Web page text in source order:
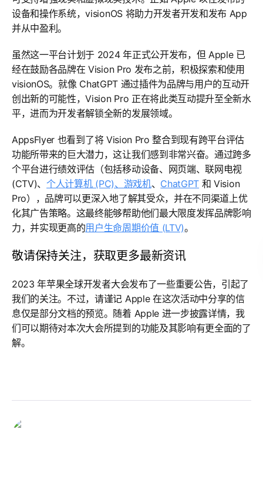
设备和操作系统，visionOS 将助力开发者开发和发布 App
并从中盈利。
虽然这一平台计划于 2024 年正式公开发布，但 Apple 已
经在鼓励各品牌在 Vision Pro 发布之前，积极探索和使用
visionOS。就像 ChatGPT 通过插件为品牌与用户的互动开
创出新的可能性，Vision Pro 正在将此类互动提升至全新水
平，进而为开发者解锁全新的发展领域。
AppsFlyer 也看到了将 Vision Pro 整合到现有跨平台评估
功能所带来的巨大潜力，这让我们感到非常兴奋。通过跨多
个平台进行绩效评估（包括移动设备、网页端、联网电视
(CTV)、个人计算机 (PC)、游戏机、 ChatGPT 和 Vision
Pro），品牌可以更深入地了解其受众，并在不同渠道上优
化其广告策略。这最终能够帮助他们最大限度发挥品牌影响
力，并实现更高的用户生命周期价值 (LTV)。
敬请保持关注，获取更多最新资讯
2023 年苹果全球开发者大会发布了一些重要公告，引起了
我们的关注。不过，请谨记 Apple 在这次活动中分享的信
息仅是部分文档的预览。随着 Apple 进一步披露详情，我
们可以期待对本次大会所提到的功能及其影响有更全面的了
解。